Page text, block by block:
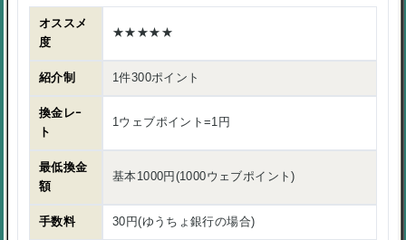
オススメ
度
★★★★★
紹介制 1件300ポイント
換金レｰ
ト
1ウェブポイント=1円
最低換金
額
基本1000円(1000ウェブポイント)
手数料 30円(ゆうちょ銀行の場合)